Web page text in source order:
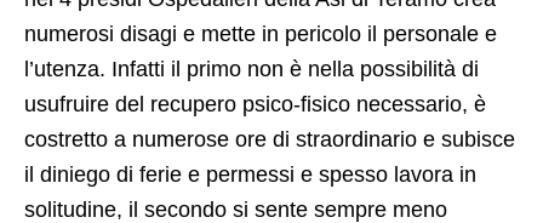
numerosi disagi e mette in pericolo il personale e
l’utenza. Infatti il primo non è nella possibilità di
usufruire del recupero psico-fisico necessario, è
costretto a numerose ore di straordinario e subisce
il diniego di ferie e permessi e spesso lavora in
solitudine, il secondo si sente sempre meno